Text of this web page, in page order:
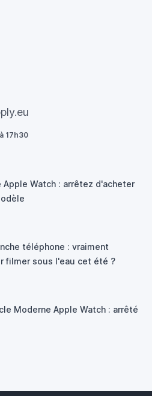
17h30
Apple Watch : arrêtez d'acheter
téléphone : vraiment
filmer sous l'eau cet été ?
Moderne Apple Watch : arrêté